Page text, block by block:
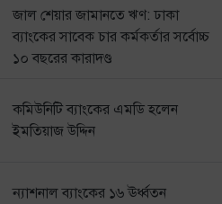
জাল শেয়ার জামানতে ঋণ: ঢাকা
ব্যাংকের সাবেক চার কর্মকর্তার সর্বোচ্চ
১০ বছরের কারাদণ্ড
কমিউনিটি ব্যাংকের এমডি হলেন
ইমতিয়াজ উদ্দিন
ন্যাশনাল ব্যাংকের ১৬ ঊর্ধ্বতন